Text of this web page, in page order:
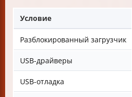
Условие
Разблокированный загрузчик
USB-драйверы
USB-отладка